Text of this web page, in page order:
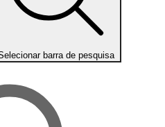
barra de pesquisa